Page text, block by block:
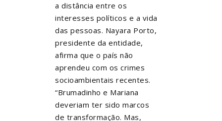
a distância entre os
interesses políticos e a vida
das pessoas. Nayara Porto,
presidente da entidade,
afirma que o país não
aprendeu com os crimes
socioambientais recentes.
“Brumadinho e Mariana
deveriam ter sido marcos
de transformação. Mas,